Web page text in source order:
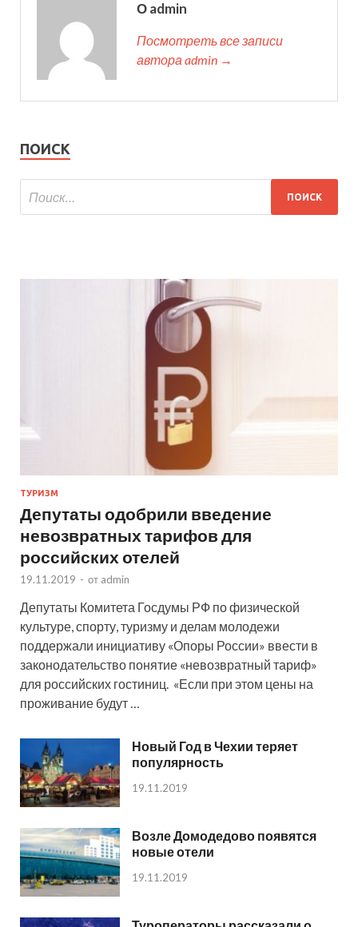
О admin
Посмотреть все записи
автора admin →
ПОИСК
ТУРИЗМ
Депутаты одобрили введение
невозвратных тарифов для
российских отелей
19.11.2019 - от admin
Депутаты Комитета Госдумы РФ по физической
культуре, спорту, туризму и делам молодежи
поддержали инициативу «Опоры России» ввести в
законодательство понятие «невозвратный тариф»
для российских гостиниц. «Если при этом цены на
проживание будут …
Новый Год в Чехии теряет
популярность
19.11.2019
Возле Домодедово появятся
новые отели
19.11.2019